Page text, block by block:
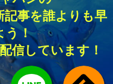
記事を誰よりも早
う！
信しています！